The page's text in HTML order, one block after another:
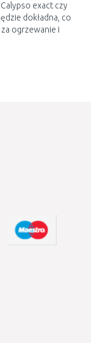
exact czy
dokładna, co
ogrzewanie i